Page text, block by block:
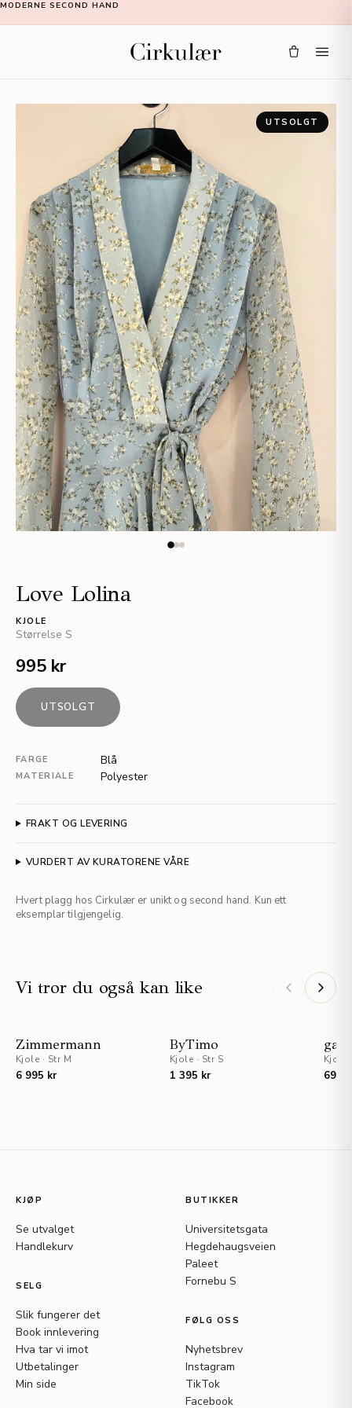
MODERNE SECOND HAND
UTSOLGT
Love Lolina
KJOLE
Størrelse S
995 kr
UTSOLGT
FARGE Blå
MATERIALE Polyester
FRAKT OG LEVERING
VURDERT AV KURATORENE VÅRE
Hvert plagg hos Cirkulær er unikt og second hand. Kun ett
eksemplar tilgjengelig.
Vi tror du også kan like
Zimmermann
Kjole · Str M
6 995 kr
ByTimo
Kjole · Str S
1 395 kr
Kjole
695
KJØP
Se utvalget
Handlekurv
SELG
Slik fungerer det
Book innlevering
Hva tar vi imot
Utbetalinger
Min side
BUTIKKER
Universitetsgata
Hegdehaugsveien
Paleet
Fornebu S
FØLG OSS
Nyhetsbrev
Instagram
TikTok
Facebook